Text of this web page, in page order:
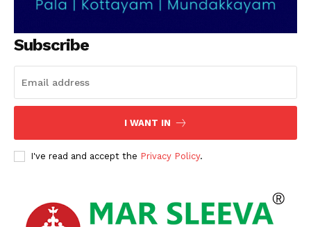
Subscribe
I WANT IN
I've read and accept the Privacy Policy.